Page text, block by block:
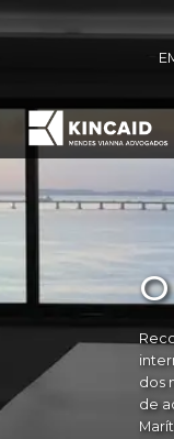
dos
de